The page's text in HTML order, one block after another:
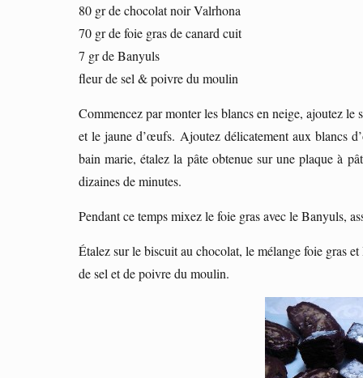
80 gr de chocolat noir Valrhona
70 gr de foie gras de canard cuit
7 gr de Banyuls
fleur de sel & poivre du moulin
Commencez par monter les blancs en neige, ajoutez
et le jaune d’œufs. Ajoutez délicatement aux blancs
bain marie, étalez la pâte obtenue sur une plaque à
dizaines de minutes.
Pendant ce temps mixez le foie gras avec le Banyuls,
Étalez sur le biscuit au chocolat, le mélange foie gras
de sel et de poivre du moulin.